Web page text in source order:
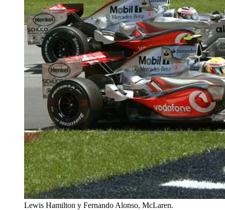
Lewis Hamilton y Fernando Alonso, McLaren.